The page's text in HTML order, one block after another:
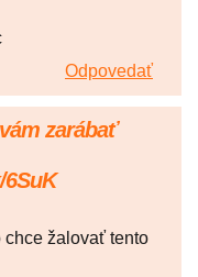
Odpovedať
zarábať
žalovať tento